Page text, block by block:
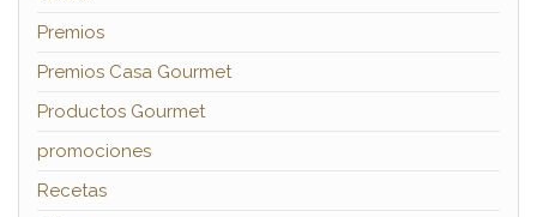
Premios
Premios Casa Gourmet
Productos Gourmet
promociones
Recetas